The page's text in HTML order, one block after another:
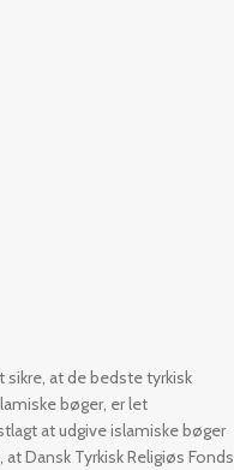
at de bedste tyrkisk
bøger, er let
at udgive islamiske bøger
Dansk Tyrkisk Religiøs Fonds